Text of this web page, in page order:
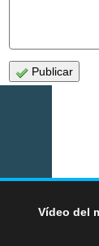
Publicar
Vídeo del